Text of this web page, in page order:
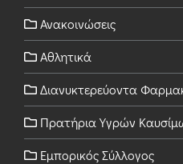
Ανακοινώσεις
Αθλητικά
Διανυκτερεύοντα
Πρατήρια Υγρών
Εμπορικός Σύλλογος